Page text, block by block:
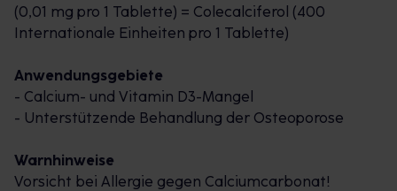
(0,01 mg pro 1 Tablette) = Colecalciferol (400
Internationale Einheiten pro 1 Tablette)
Anwendungsgebiete
- Calcium- und Vitamin D3-Mangel
- Unterstützende Behandlung der Osteoporose
Warnhinweise
Vorsicht bei Allergie gegen Calciumcarbonat!